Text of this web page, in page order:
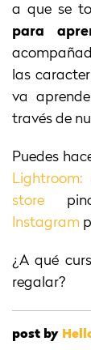
a que se
para
las
va
través de
Puedes
store
Instagram
¿A qué
regalar?
post by